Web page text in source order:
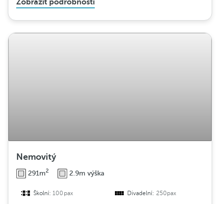
Zobrazit podrobnosti
Nemovitý
291m2 2.9m výška
Školní:100pax Divadelní: 250pax